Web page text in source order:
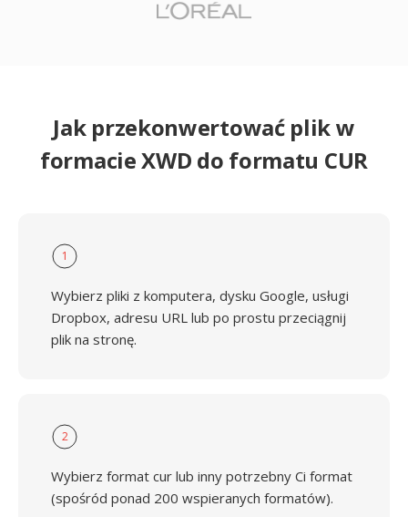
Jak przekonwertować plik w
formacie XWD do formatu CUR
1
Wybierz pliki z komputera, dysku Google, usługi
Dropbox, adresu URL lub po prostu przeciągnij
plik na stronę.
2
Wybierz format cur lub inny potrzebny Ci format
(spośród ponad 200 wspieranych formatów).